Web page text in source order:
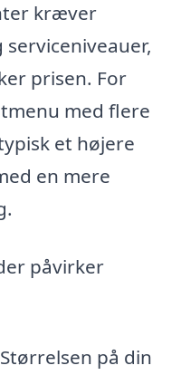
kræver
prisen. For
med flere
et højere
en mere
påvirker
Størrelsen på din